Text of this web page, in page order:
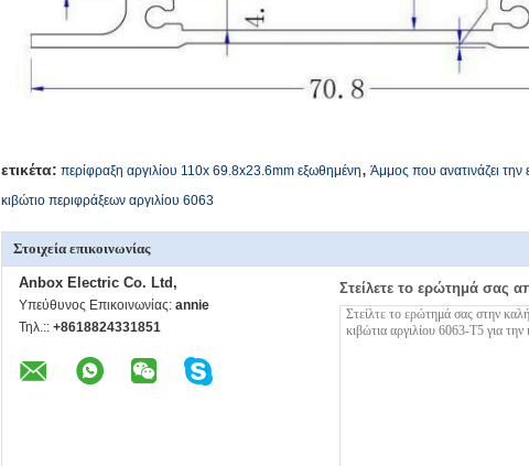
ετικέτα: περίφραξη αργιλίου 110x 69.8x23.6mm εξωθημένη, Άμμος που ανατινάζει την
κιβώτιο περιφράξεων αργιλίου 6063
Στοιχεία επικοινωνίας
Anbox Electric Co. Ltd,
Υπεύθυνος Επικοινωνίας: annie
Τηλ.:: +8618824331851
Στείλετε το ερώτημά σας